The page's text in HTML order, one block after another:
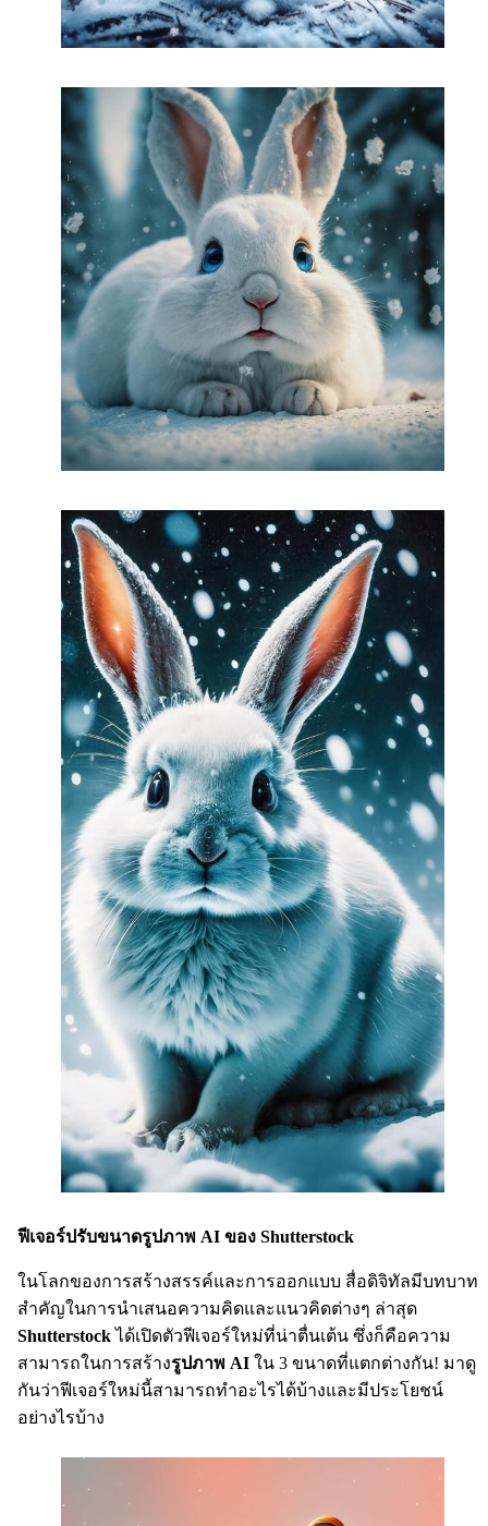
ฟีเจอร์ปรับขนาดรูปภาพ AI ของ Shutterstock
ในโลกของการสร้างสรรค์และการออกแบบ สื่อดิจิทัลมีบทบาท
สำคัญในการนำเสนอความคิดและแนวคิดต่างๆ ล่าสุด
Shutterstockได้เปิดตัวฟีเจอร์ใหม่ที่น่าตื่นเต้น ซึ่งก็คือความ
สามารถในการสร้างรูปภาพ AI ใน 3 ขนาดที่แตกต่างกัน! มาดู
กันว่าฟีเจอร์ใหม่นี้สามารถทำอะไรได้บ้างและมีประโยชน์
อย่างไรบ้าง